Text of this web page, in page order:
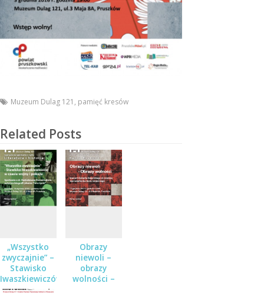
Muzeum Dulag 121 , pamięć kresów
Related Posts
„Wszystko
zwyczajnie” –
Stawisko
Iwaszkiewiczów
w czasie
Obrazy
niewoli –
obrazy
wolności –